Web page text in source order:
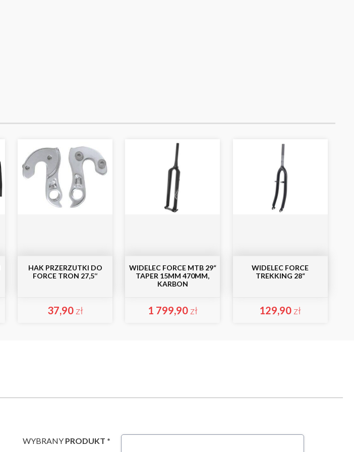
HAK PRZERZUTKI DO
FORCE TRON 27,5‘‘
37,90 zł
WIDELEC FORCE MTB 29“
TAPER 15MM 470MM,
KARBON
1 799,90 zł
WIDELEC FORCE
TREKKING 28“
129,90 zł
WYBRANY PRODUKT *